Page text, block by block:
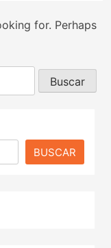
for. Perhaps
BUSCAR